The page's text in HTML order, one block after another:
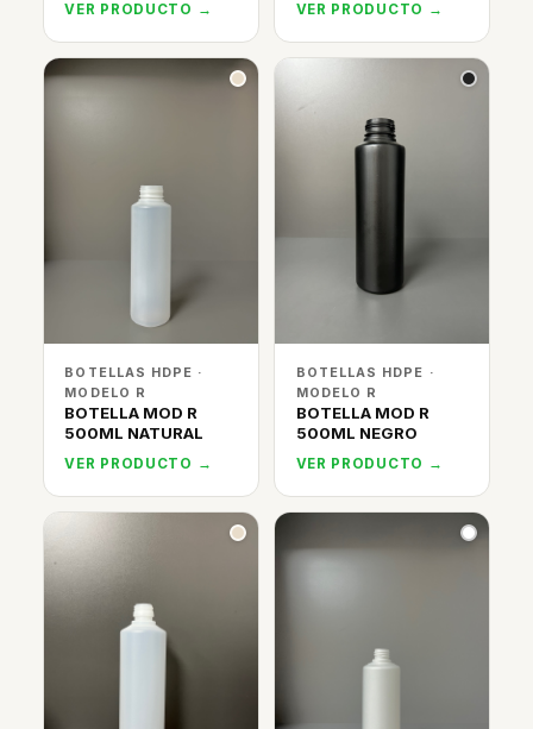
VER PRODUCTO → VER PRODUCTO →
BOTELLAS HDPE ·
MODELO R
BOTELLA MOD R
500ML NATURAL
VER PRODUCTO →
BOTELLAS HDPE ·
MODELO R
BOTELLA MOD R
500ML NEGRO
VER PRODUCTO →